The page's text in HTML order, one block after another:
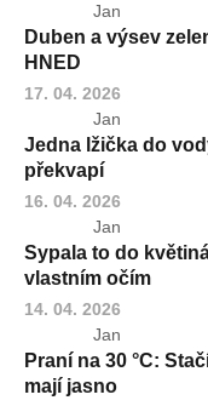
Jan
Duben a výsev
HNED
17. 04. 2026
Jan
Jedna lžička do
překvapí
16. 04. 2026
Jan
Sypala to do
vlastním očím
14. 04. 2026
Jan
Praní na 30 °C:
mají jasno